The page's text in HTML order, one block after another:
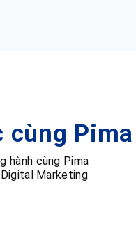
hành cùng Pima
Marketing